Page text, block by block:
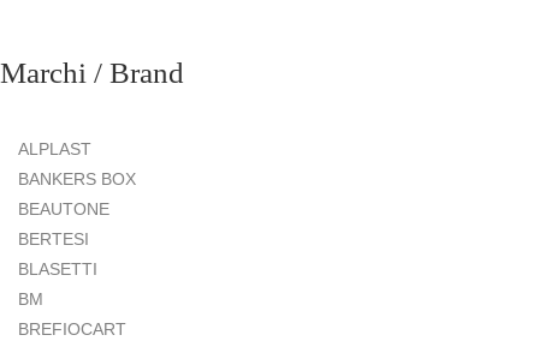
Marchi / Brand
ALPLAST
BANKERS BOX
BEAUTONE
BERTESI
BLASETTI
BM
BREFIOCART